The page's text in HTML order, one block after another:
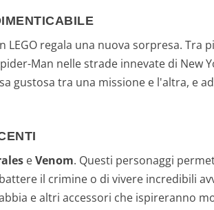
LEGO regala una nuova sorpresa. Tra
Man nelle strade innevate di New
gustosa tra una missione e l'altra, e
eVenom. Questi personaggi
il crimine o di vivere incredibili
e altri accessori che ispireranno